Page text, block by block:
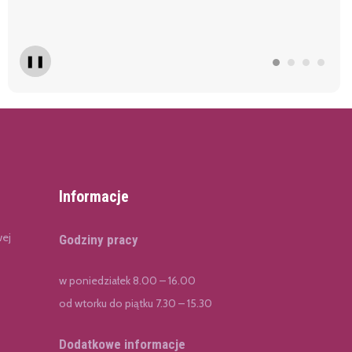
❚❚
Informacje
Godziny pracy
w poniedziałek 8.00 – 16.00
od wtorku do piątku 7.30 – 15.30
Dodatkowe informacje